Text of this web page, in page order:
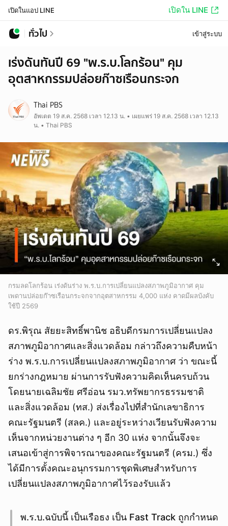
เปิดในแอป LINE เปิดใน LINE
ทั่วไป เข้าสู่ระบบ
เร่งดันทันปี 69 "พ.ร.บ.โลกร้อน" คุม
อุตสาหกรรมปล่อยก๊าซเรือนกระจก
Thai PBS
อัพเดต 19 ส.ค. 2568 เวลา 12.13 น. • เผยแพร่ 19 ส.ค. 2568 เวลา 12.13
น. • Thai PBS
กรมลดโลกร้อน เร่งดันร่าง พ.ร.บ.การเปลี่ยนแปลงสภาพภูมิอากาศ คุม
เพดานปล่อยก๊าซเรือนกระจกจากอุตสาหกรรม 4,000 แห่ง คาดมีผลบังคับ
ใช้ปี 2569
ดร.พิรุณ สัยยะสิทธิ์พานิช อธิบดีกรมการเปลี่ยนแปลง
สภาพภูมิอากาศและสิ่งแวดล้อม กล่าวถึงความคืบหน้า
ร่าง พ.ร.บ.การเปลี่ยนแปลงสภาพภูมิอากาศ ว่า ขณะนี้
ยกร่างกฎหมาย ผ่านการรับฟังความคิดเห็นครบถ้วน
โดยนายเฉลิมชัย ศรีอ่อน รมว.ทรัพยากรธรรมชาติ
และสิ่งแวดล้อม (ทส.) ส่งเรื่องไปที่สำนักเลขาธิการ
คณะรัฐมนตรี (สลค.) และอยู่ระหว่างเวียนรับฟังความ
เห็นจากหน่วยงานต่าง ๆ อีก 30 แห่ง จากนั้นจึงจะ
เสนอเข้าสู่การพิจารณาของคณะรัฐมนตรี (ครม.) ซึ่ง
ได้มีการตั้งคณะอนุกรรมการชุดพิเศษสำหรับการ
เปลี่ยนแปลงสภาพภูมิอากาศไว้รองรับแล้ว
พ.ร.บ.ฉบับนี้ เป็นเรือธง เป็น Fast Track ถูกกำหนด